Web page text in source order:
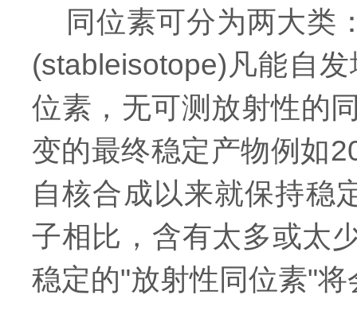
同位素可分为两大类
(stableisotope)凡能自
位素，无可测放射性的
变的最终稳定产物例如
自核合成以来就保持稳
子相比，含有太多或太
稳定的"放射性同位素"